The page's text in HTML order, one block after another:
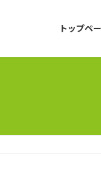
トップペ